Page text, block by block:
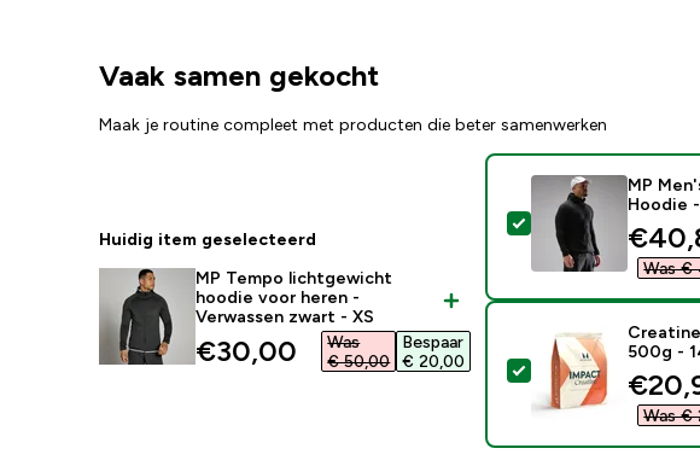
Vaak samen gekocht
Maak je routine compleet met producten die beter samenwerken
Huidig item geselecteerd
MP Tempo lichtgewicht
hoodie voor heren -
Verwassen zwart - XS
discounted price
€30,00‎
Was
€ 50,00‎
Bespaar
€ 20,00‎
Selecteer dit
MP
Hoodie
Was €
Selecteer dit
500g -
Was €